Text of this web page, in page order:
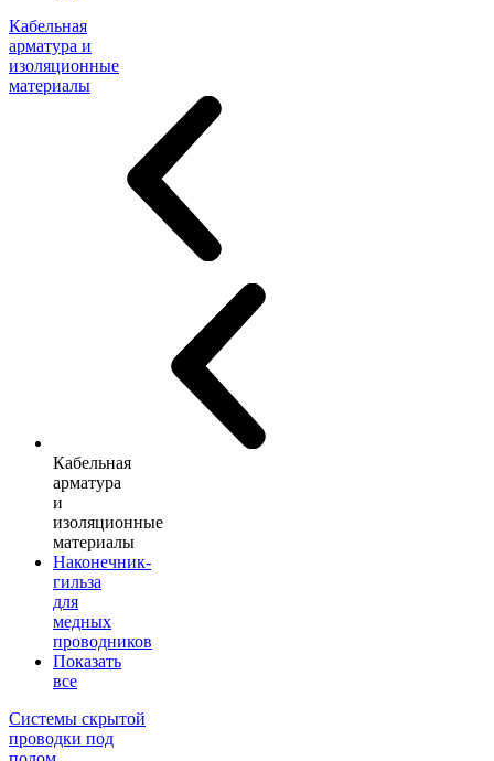
Кабельная
арматура и
изоляционные
материалы
Кабельная
арматура
и
изоляционные
материалы
Наконечник-
гильза
для
медных
проводников
Показать
все
Системы скрытой
проводки под